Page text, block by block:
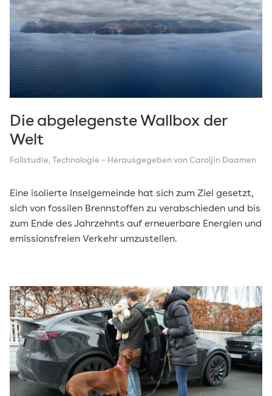
Die abgelegenste Wallbox der
Welt
Fallstudie, Technologie – Herausgegeben von Caroljin Daamen
Eine isolierte Inselgemeinde hat sich zum Ziel gesetzt,
sich von fossilen Brennstoffen zu verabschieden und bis
zum Ende des Jahrzehnts auf erneuerbare Energien und
emissionsfreien Verkehr umzustellen.